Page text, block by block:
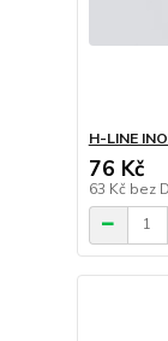
H-LINE
76 Kč
63 Kč bez